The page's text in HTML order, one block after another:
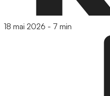
18 mai 2026 - 7 min